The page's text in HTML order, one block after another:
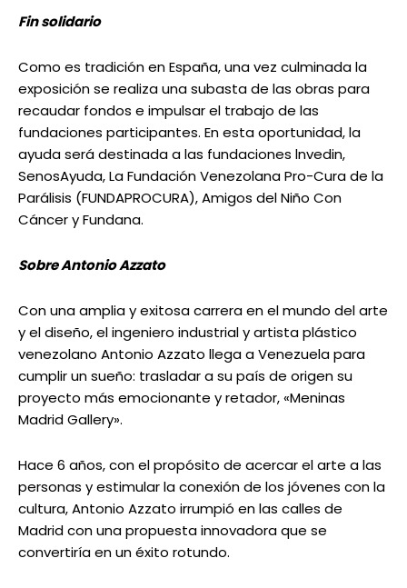
Fin solidario
Como es tradición en España, una vez culminada la
exposición se realiza una subasta de las obras para
recaudar fondos e impulsar el trabajo de las
fundaciones participantes. En esta oportunidad, la
ayuda será destinada a las fundaciones lnvedin,
SenosAyuda, La Fundación Venezolana Pro-Cura de la
Parálisis (FUNDAPROCURA), Amigos del Niño Con
Cáncer y Fundana.
Sobre Antonio Azzato
Con una amplia y exitosa carrera en el mundo del arte
y el diseño, el ingeniero industrial y artista plástico
venezolano Antonio Azzato llega a Venezuela para
cumplir un sueño: trasladar a su país de origen su
proyecto más emocionante y retador, «Meninas
Madrid Gallery».
Hace 6 años, con el propósito de acercar el arte a las
personas y estimular la conexión de los jóvenes con la
cultura, Antonio Azzato irrumpió en las calles de
Madrid con una propuesta innovadora que se
convertiría en un éxito rotundo.